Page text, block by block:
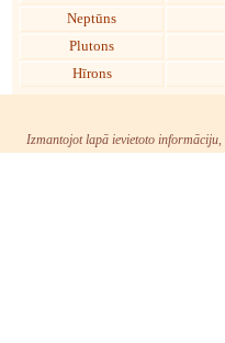
Neptūns
Plutons
Hīrons
Izmantojot lapā ievietoto